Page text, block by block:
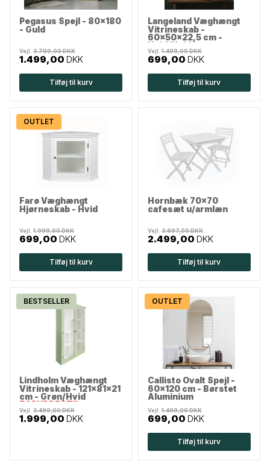
Pegasus Spejl - 80x180
- Guld
1.499,00 DKK
Vejl.3.799,00 DKK
Tilføj til kurv
Langeland Væghængt
Vitrineskab -
60x50x22,5 cm -
Hvid/Hvid
699,00 DKK
Vejl. 1.499,00 DKK
Tilføj til kurv
OUTLET
Farø Væghængt
Hjørneskab - Hvid
699,00 DKK
Vejl.1.999,00 DKK
Tilføj til kurv
Hornbæk 70x70
cafesæt u/armlæn
2.499,00 DKK
Vejl. 3.697,00 DKK
Tilføj til kurv
BESTSELLER
Lindholm Væghængt
Vitrineskab - 121x81x21
cm - Grøn/Hvid
FORUDBESTIL
1.999,00 DKK
Vejl.3.499,00 DKK
OUTLET
Callisto Ovalt Spejl -
60x120 cm - Børstet
Aluminium
699,00 DKK
Vejl. 1.499,00 DKK
Tilføj til kurv